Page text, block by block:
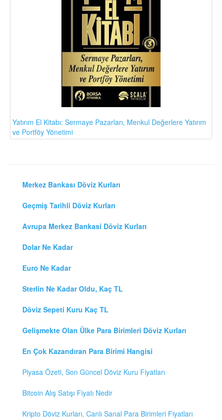
Yatırım El Kitabı: Sermaye Pazarları, Menkul Değerlere Yatırım
ve Portföy Yönetimi
Merkez Bankası Döviz Kurları
Geçmiş Tarihli Döviz Kurları
Avrupa Merkez Bankasi Döviz Kurları
Dolar Ne Kadar
Euro Ne Kadar
Sterlin Ne Kadar Oldu, Kaç TL
Döviz Sepeti Kuru Kaç TL
Gelişmekte Olan Ülke Para Birimleri Döviz Kurları
En Çok Kazandıran Para Birimi Hangisi
Piyasa Özeti, Son Güncel Döviz Kuru Fiyatları
Bitcoin Alış Satışı Fiyatı Nedir
Kripto Döviz Kurları, Canlı Sanal Para Birimleri Fiyatları